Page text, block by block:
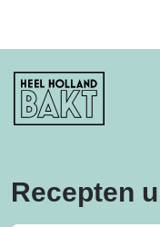
Heel
Holland
Bakt
Recepten